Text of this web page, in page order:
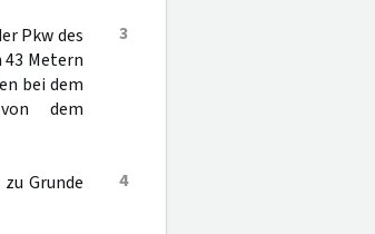
3
Pkw des
Metern
bei dem
dem
4
Grunde